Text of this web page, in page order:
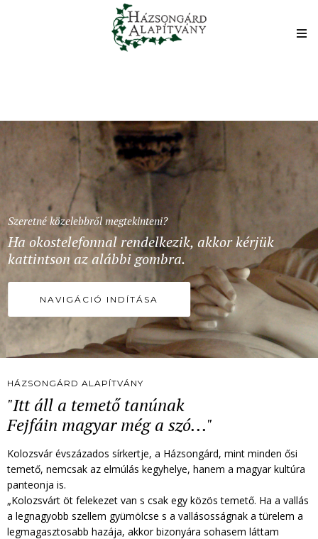
Szeretné közelebbről megtekinteni?
Ha okostelefonnal rendelkezik, akkor kérjük
kattintson az alábbi gombra.
NAVIGÁCIÓ INDÍTÁSA
HÁZSONGÁRD ALAPÍTVÁNY
"Itt áll a temető tanúnak
Fejfáin magyar még a szó..."
Kolozsvár évszázados sírkertje, a Házsongárd, mint minden ősi
temető, nemcsak az elmúlás kegyhelye, hanem a magyar kultúra
panteonja is.
„Kolozsvárt öt felekezet van s csak egy közös temető. Ha a vallás
a legnagyobb szellem gyümölcse s a vallásosságnak a türelem a
legmagasztosabb hazája, akkor bizonyára sohasem láttam